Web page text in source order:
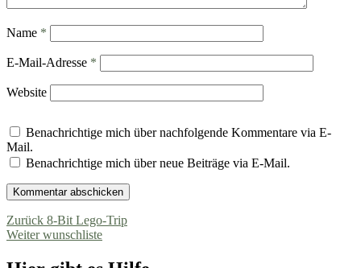
Name *
E-Mail-Adresse *
Website
Benachrichtige mich über nachfolgende Kommentare via E-
Mail.
Benachrichtige mich über neue Beiträge via E-Mail.
Beitragsnavigation
Zurück Vorheriger
Beitrag:
8-Bit Lego-Trip
Weiter Nächster
wunschliste